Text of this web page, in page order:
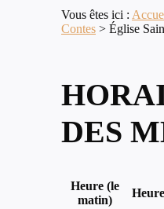
Vous êtes ici :
Contes > Église
DES
Heure (le
matin)